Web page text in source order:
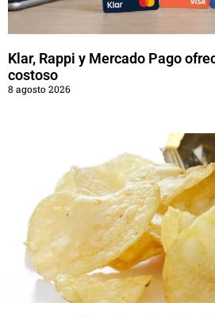
Klar, Rappi y Mercado Pago
costoso
8 agosto 2026